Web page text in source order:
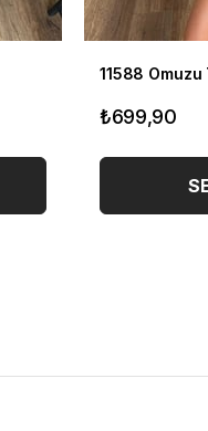
11588 Omuzu
₺699,90